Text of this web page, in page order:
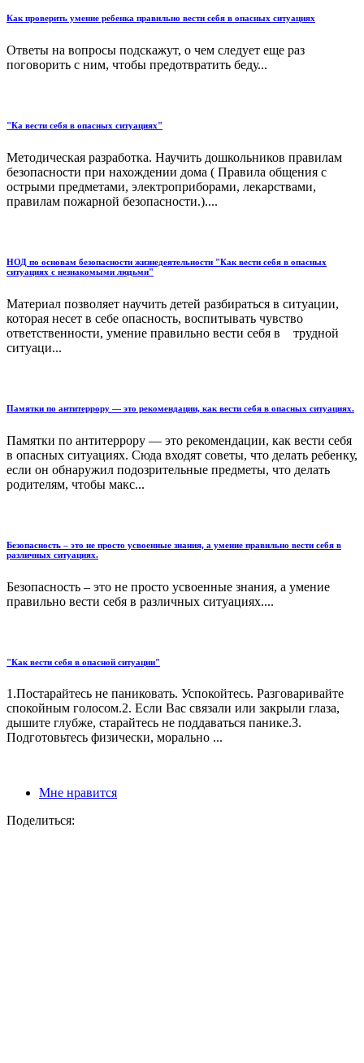
Как проверить умение ребенка правильно вести себя в опасных ситуациях
Ответы на вопросы подскажут, о чем следует еще раз
поговорить с ним, чтобы предотвратить беду...
"Ка вести себя в опасных ситуациях"
Методическая разработка. Научить дошкольников правилам
безопасности при нахождении дома ( Правила общения с
острыми предметами, электроприборами, лекарствами,
правилам пожарной безопасности.)....
НОД по основам безопасности жизнедеятельности "Как вести себя в опасных
ситуациях с незнакомыми людьми"
Материал позволяет научить детей разбираться в ситуации,
которая несет в себе опасность, воспитывать чувство
ответственности, умение правильно вести себя в трудной
ситуаци...
Памятки по антитеррору — это рекомендации, как вести себя в опасных ситуациях.
Памятки по антитеррору — это рекомендации, как вести себя
в опасных ситуациях. Сюда входят советы, что делать ребенку,
если он обнаружил подозрительные предметы, что делать
родителям, чтобы макс...
Безопасность – это не просто усвоенные знания, а умение правильно вести себя в
различных ситуациях.
Безопасность – это не просто усвоенные знания, а умение
правильно вести себя в различных ситуациях....
"Как вести себя в опасной ситуации"
1.Постарайтесь не паниковать. Успокойтесь. Разговаривайте
спокойным голосом.2. Если Вас связали или закрыли глаза,
дышите глубже, старайтесь не поддаваться панике.3.
Подготовьтесь физически, морально ...
Мне нравится
Поделиться: